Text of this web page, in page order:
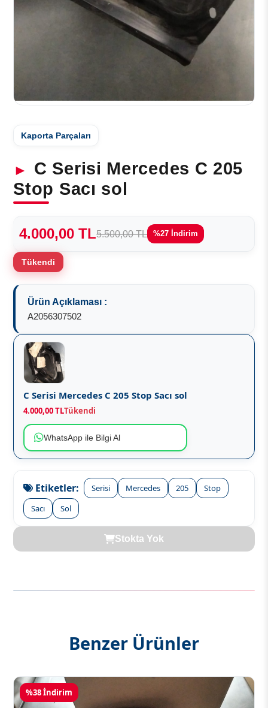
Kaporta Parçaları
C Serisi Mercedes C 205
Stop Sacı sol
4.000,00 TL5.500,00 TL %27 İndirim
Tükendi
Ürün Açıklaması :
A2056307502
C Serisi Mercedes C 205 Stop Sacı sol
4.000,00 TLTükendi
WhatsApp ile Bilgi Al
Etiketler: Serisi Mercedes 205
Stop
Sacı
Sol
Stokta Yok
Benzer Ürünler
%38 İndirim